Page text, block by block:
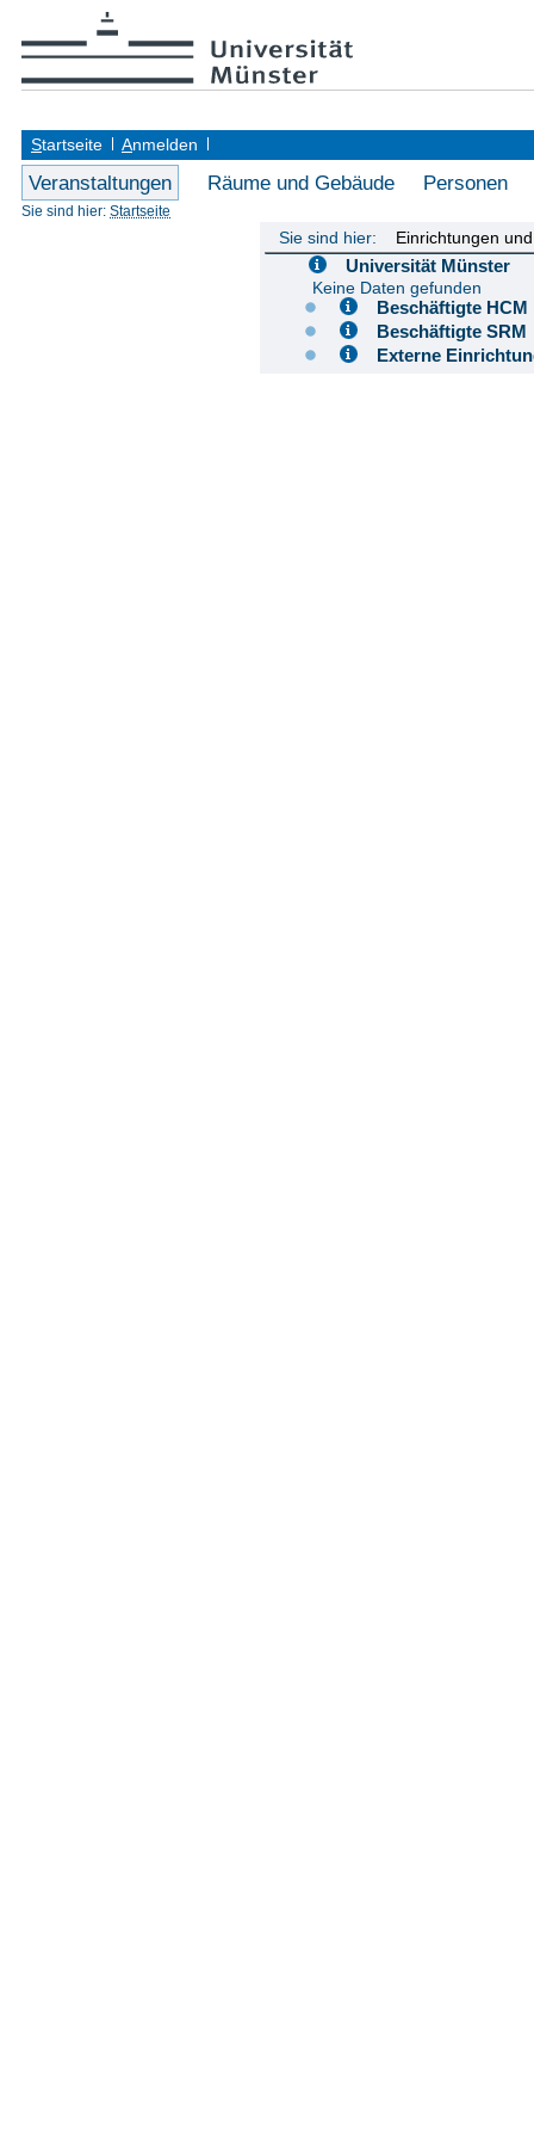
Startseite Anmelden
Veranstaltungen Räume und Gebäude Personen
Sie sind hier: Startseite
Sie sind hier: Einrichtungen
Universität Münster
Keine Daten gefunden
Beschäftigte
Beschäftigte
Externe